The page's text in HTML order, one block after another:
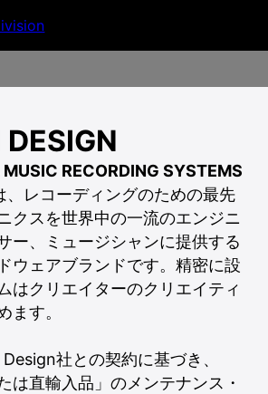
RECORDING SYSTEMS
レコーディングのための最先
クスを世界中の一流のエンジニ
ー、ミュージシャンに提供する
ウェアブランドです。精密に設
はクリエイターのクリエイティ
ます。
社との契約に基づき、
は直輸入品」のメンテナンス・